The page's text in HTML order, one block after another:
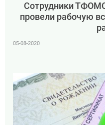
Сотрудники
провели рабочую
05-08-2020